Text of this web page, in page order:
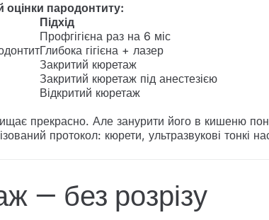
пародонтиту:
Підхід
Профгігієна раз на 6 міс
Глибока гігієна + лазер
Закритий кюретаж
Закритий кюретаж під анестезією
Відкритий кюретаж
прекрасно. Але занурити його в кишеню
протокол: кюрети, ультразвукові тонкі
— без розрізу